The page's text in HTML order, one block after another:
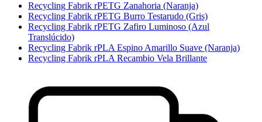
Recycling Fabrik rPETG Zanahoria (Naranja)
Recycling Fabrik rPETG Burro Testarudo (Gris)
Recycling Fabrik rPETG Zafiro Luminoso (Azul
Translúcido)
Recycling Fabrik rPLA Espino Amarillo Suave (Naranja)
Recycling Fabrik rPLA Recambio Vela Brillante